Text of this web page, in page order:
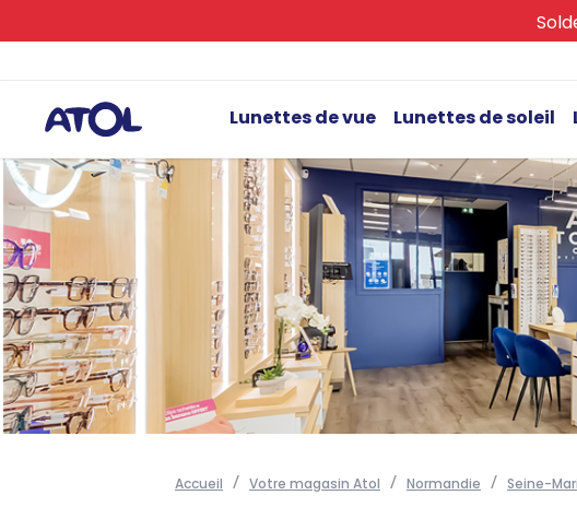
Lunettes de vue Lunettes de soleil
Accueil Votre magasin Atol Normandie Seine-